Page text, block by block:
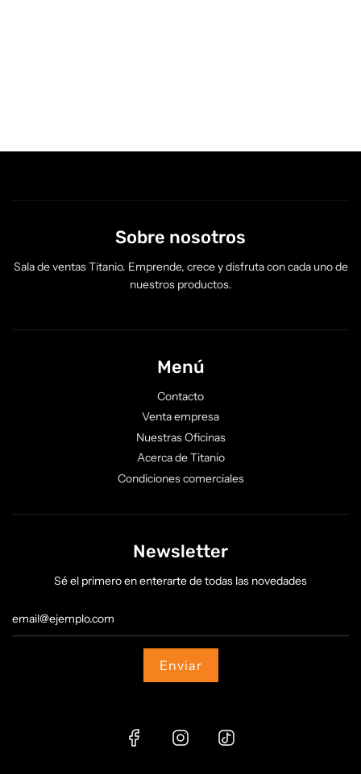
Sobre nosotros
Sala de ventas Titanio. Emprende, crece y disfruta con cada uno de
nuestros productos.
Menú
Contacto
Venta empresa
Nuestras Oficinas
Acerca de Titanio
Condiciones comerciales
Newsletter
Sé el primero en enterarte de todas las novedades